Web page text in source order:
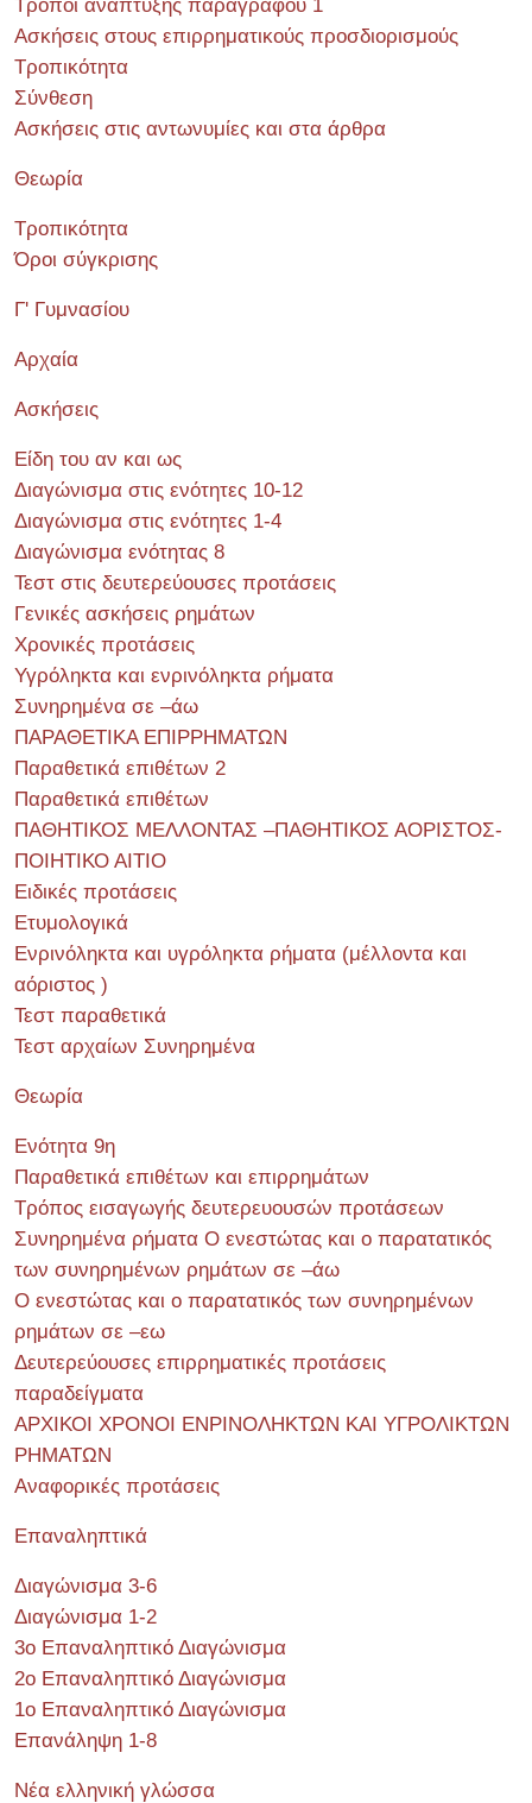
Τρόποι ανάπτυξης παραγράφου 1
Ασκήσεις στους επιρρηματικούς προσδιορισμούς
Τροπικότητα
Σύνθεση
Ασκήσεις στις αντωνυμίες και στα άρθρα
Θεωρία
Τροπικότητα
Όροι σύγκρισης
Γ' Γυμνασίου
Αρχαία
Ασκήσεις
Είδη του αν και ως
Διαγώνισμα στις ενότητες 10-12
Διαγώνισμα στις ενότητες 1-4
Διαγώνισμα ενότητας 8
Τεστ στις δευτερεύουσες προτάσεις
Γενικές ασκήσεις ρημάτων
Χρονικές προτάσεις
Υγρόληκτα και ενρινόληκτα ρήματα
Συνηρημένα σε –άω
ΠΑΡΑΘΕΤΙΚΑ ΕΠΙΡΡΗΜΑΤΩΝ
Παραθετικά επιθέτων 2
Παραθετικά επιθέτων
ΠΑΘΗΤΙΚΟΣ ΜΕΛΛΟΝΤΑΣ –ΠΑΘΗΤΙΚΟΣ ΑΟΡΙΣΤΟΣ-
ΠΟΙΗΤΙΚΟ ΑΙΤΙΟ
Ειδικές προτάσεις
Ετυμολογικά
Ενρινόληκτα και υγρόληκτα ρήματα (μέλλοντα και
αόριστος )
Τεστ παραθετικά
Τεστ αρχαίων Συνηρημένα
Θεωρία
Ενότητα 9η
Παραθετικά επιθέτων και επιρρημάτων
Τρόπος εισαγωγής δευτερευουσών προτάσεων
Συνηρημένα ρήματα Ο ενεστώτας και ο παρατατικός
των συνηρημένων ρημάτων σε –άω
Ο ενεστώτας και ο παρατατικός των συνηρημένων
ρημάτων σε –εω
Δευτερεύουσες επιρρηματικές προτάσεις
παραδείγματα
ΑΡΧΙΚΟΙ ΧΡΟΝΟΙ ΕΝΡΙΝΟΛΗΚΤΩΝ ΚΑΙ ΥΓΡΟΛΙΚΤΩΝ
ΡΗΜΑΤΩΝ
Αναφορικές προτάσεις
Επαναληπτικά
Διαγώνισμα 3-6
Διαγώνισμα 1-2
3ο Επαναληπτικό Διαγώνισμα
2ο Επαναληπτικό Διαγώνισμα
1ο Επαναληπτικό Διαγώνισμα
Επανάληψη 1-8
Νέα ελληνική γλώσσα